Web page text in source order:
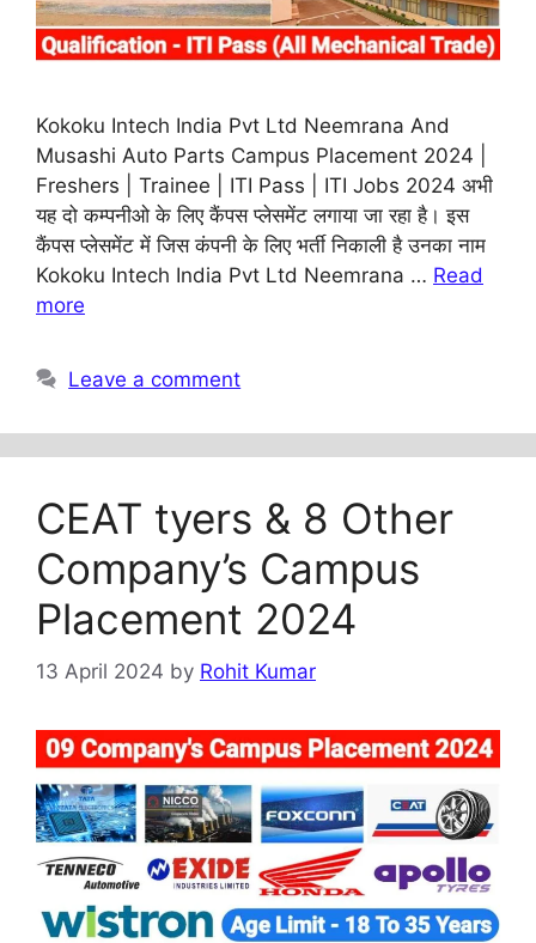
Kokoku Intech India Pvt Ltd Neemrana And
Musashi Auto Parts Campus Placement 2024 |
Freshers | Trainee | ITI Pass | ITI Jobs 2024 अभी
यह दो कम्पनीओ के लिए कैंपस प्लेसमेंट लगाया जा रहा है। इस
कैंपस प्लेसमेंट में जिस कंपनी के लिए भर्ती निकाली है उनका नाम
Kokoku Intech India Pvt Ltd Neemrana … Read
more
Leave a comment
CEAT tyers & 8 Other
Company’s Campus
Placement 2024
13 April 2024 by Rohit Kumar